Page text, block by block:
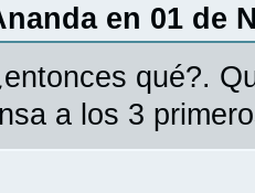
en 01 de
qué?.
a los 3